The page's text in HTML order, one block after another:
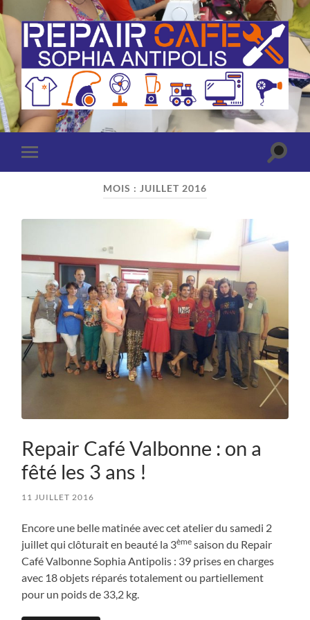
Repair
Café
Sophia
mobile
Toggle
MOIS : JUILLET 2016
Repair Café Valbonne : on a
fêté les 3 ans !
11 JUILLET 2016
Encore une belle matinée avec cet atelier du samedi 2
juillet qui clôturait en beauté la 3ème saison du Repair
Café Valbonne Sophia Antipolis : 39 prises en charges
avec 18 objets réparés totalement ou partiellement
pour un poids de 33,2 kg.